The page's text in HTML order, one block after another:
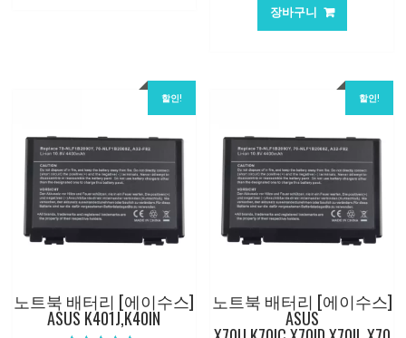
격:
장바구니
할인!
노트북 배터리 [에이수스]
ASUS K401J,K40IN
할인!
노트북 배터리 [에이수스]
ASUS